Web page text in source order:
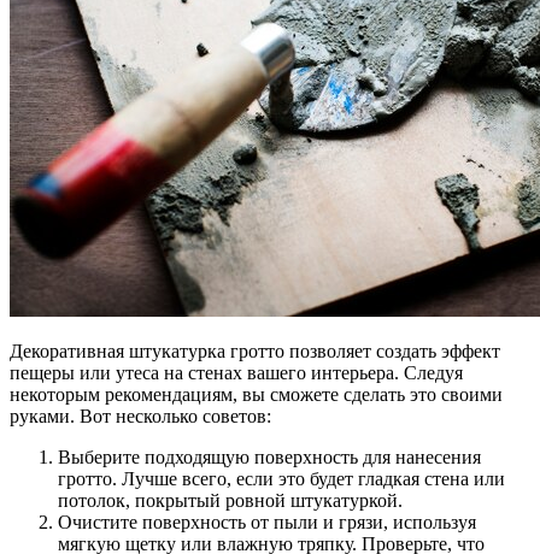
Декоративная штукатурка гротто позволяет создать эффект
пещеры или утеса на стенах вашего интерьера. Следуя
некоторым рекомендациям, вы сможете сделать это своими
руками. Вот несколько советов:
Выберите подходящую поверхность для нанесения
гротто. Лучше всего, если это будет гладкая стена или
потолок, покрытый ровной штукатуркой.
Очистите поверхность от пыли и грязи, используя
мягкую щетку или влажную тряпку. Проверьте, что